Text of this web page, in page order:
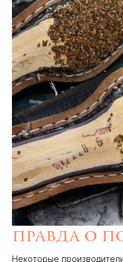
Правда о
Некоторые